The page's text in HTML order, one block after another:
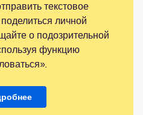
текстовое
личной
о подозрительной
функцию